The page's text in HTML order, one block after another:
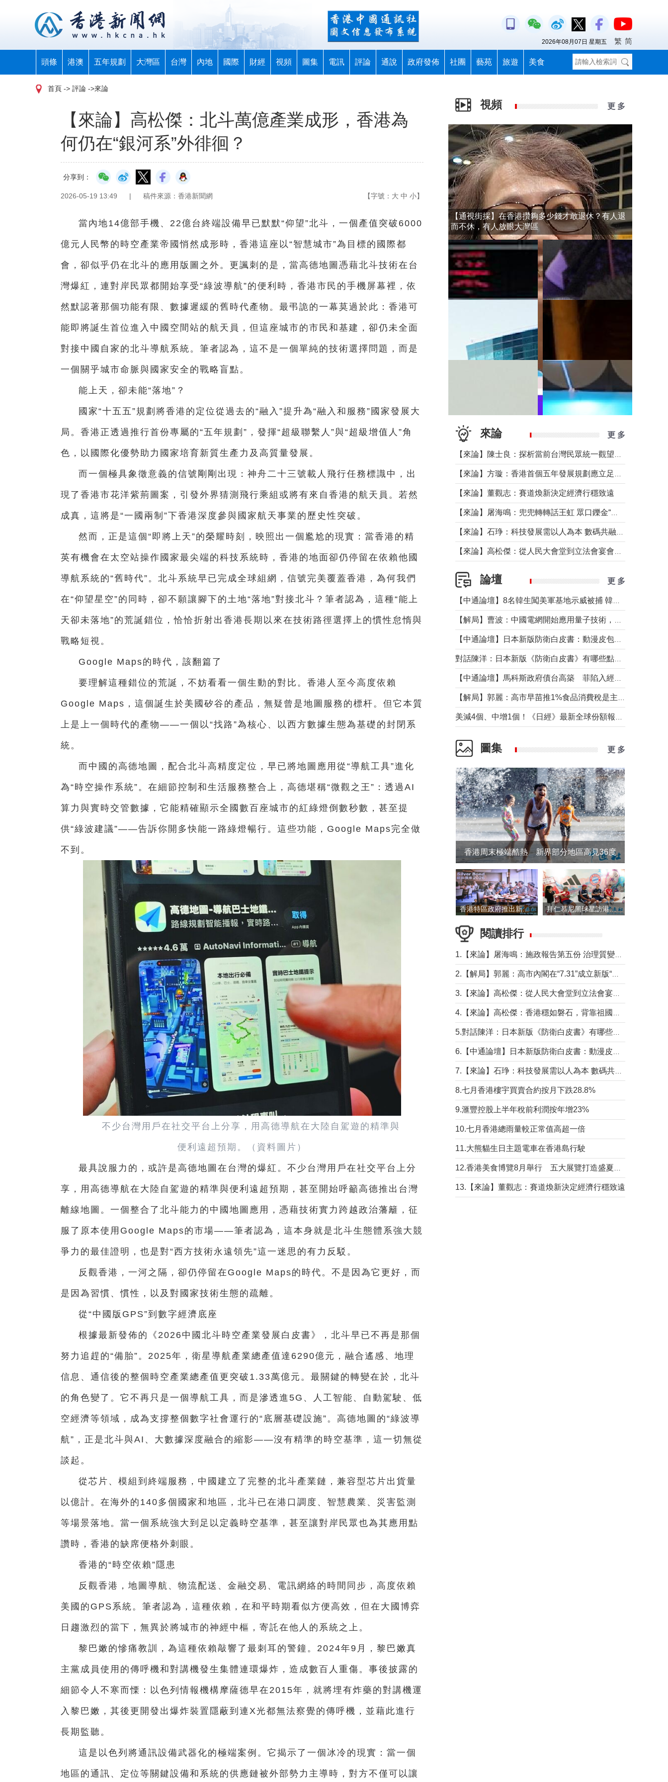
頭條 港澳 五年規劃 大灣區 台灣 內地 國際 財經 視頻 圖集 電訊 評論 通說 政府發佈 社團 藝苑 旅遊 美食
2026年08月07日 星期五 繁 简
首頁 -> 評論 ->來論
【來論】高松傑：北斗萬億產業成形，香港為
何仍在“銀河系”外徘徊？
分享到：
2026-05-19 13:49 | 稿件來源：香港新聞網 【字號： 大 中 小】
當內地14億部手機、22億台終端設備早已默默“仰望”北斗，一個產值突破6000
億元人民幣的時空產業帝國悄然成形時，香港這座以“智慧城市”為目標的國際都
會，卻似乎仍在北斗的應用版圖之外。更諷刺的是，當高德地圖憑藉北斗技術在台
灣爆紅，連對岸民眾都開始享受“綠波導航”的便利時，香港市民的手機屏幕裡，依
然默認著那個功能有限、數據遲緩的舊時代產物。最弔詭的一幕莫過於此：香港可
能即將誕生首位進入中國空間站的航天員，但這座城市的市民和基建，卻仍未全面
對接中國自家的北斗導航系統。筆者認為，這不是一個單純的技術選擇問題，而是
一個關乎城市命脈與國家安全的戰略盲點。
能上天，卻未能“落地”？
國家“十五五”規劃將香港的定位從過去的“融入”提升為“融入和服務”國家發展大
局。香港正透過推行首份專屬的“五年規劃”，發揮“超級聯繫人”與“超級增值人”角
色，以國際化優勢助力國家培育新質生產力及高質量發展。
而一個極具象徵意義的信號剛剛出現：神舟二十三號載人飛行任務標識中，出
現了香港市花洋紫荊圖案，引發外界猜測飛行乘組或將有來自香港的航天員。若然
成真，這將是“一國兩制”下香港深度參與國家航天事業的歷史性突破。
然而，正是這個“即將上天”的榮耀時刻，映照出一個尷尬的現實：當香港的精
英有機會在太空站操作國家最尖端的科技系統時，香港的地面卻仍停留在依賴他國
導航系統的“舊時代”。北斗系統早已完成全球組網，信號完美覆蓋香港，為何我們
在“仰望星空”的同時，卻不願讓腳下的土地“落地”對接北斗？筆者認為，這種“能上
天卻未落地”的荒誕錯位，恰恰折射出香港長期以來在技術路徑選擇上的慣性怠惰與
戰略短視。
Google Maps的時代，該翻篇了
要理解這種錯位的荒誕，不妨看看一個生動的對比。香港人至今高度依賴
Google Maps，這個誕生於美國矽谷的產品，無疑曾是地圖服務的標杆。但它本質
上是上一個時代的產物——一個以“找路”為核心、以西方數據生態為基礎的封閉系
統。
而中國的高德地圖，配合北斗高精度定位，早已將地圖應用從“導航工具”進化
為“時空操作系統”。在細節控制和生活服務整合上，高德堪稱“微觀之王”：透過AI
算力與實時交管數據，它能精確顯示全國數百座城市的紅綠燈倒數秒數，甚至提
供“綠波建議”——告訴你開多快能一路綠燈暢行。這些功能，Google Maps完全做
不到。
不少台灣用戶在社交平台上分享，用高德導航在大陸自駕遊的精準與
便利遠超預期。（資料圖片）
最具說服力的，或許是高德地圖在台灣的爆紅。不少台灣用戶在社交平台上分
享，用高德導航在大陸自駕遊的精準與便利遠超預期，甚至開始呼籲高德推出台灣
離線地圖。一個整合了北斗能力的中國地圖應用，憑藉技術實力跨越政治藩籬，征
服了原本使用Google Maps的市場——筆者認為，這本身就是北斗生態體系強大競
爭力的最佳證明，也是對“西方技術永遠領先”這一迷思的有力反駁。
反觀香港，一河之隔，卻仍停留在Google Maps的時代。不是因為它更好，而
是因為習慣、慣性，以及對國家技術生態的疏離。
從“中國版GPS”到數字經濟底座
根據最新發佈的《2026中國北斗時空產業發展白皮書》，北斗早已不再是那個
努力追趕的“備胎”。2025年，衛星導航產業總產值達6290億元，融合遙感、地理
信息、通信後的整個時空產業總產值更突破1.33萬億元。最關鍵的轉變在於，北斗
的角色變了。它不再只是一個導航工具，而是滲透進5G、人工智能、自動駕駛、低
空經濟等領域，成為支撐整個數字社會運行的“底層基礎設施”。高德地圖的“綠波導
航”，正是北斗與AI、大數據深度融合的縮影——沒有精準的時空基準，這一切無從
談起。
從芯片、模組到終端服務，中國建立了完整的北斗產業鏈，兼容型芯片出貨量
以億計。在海外的140多個國家和地區，北斗已在港口調度、智慧農業、災害監測
等場景落地。當一個系統強大到足以定義時空基準，甚至讓對岸民眾也為其應用點
讚時，香港的缺席便格外刺眼。
香港的“時空依賴”隱患
反觀香港，地圖導航、物流配送、金融交易、電訊網絡的時間同步，高度依賴
美國的GPS系統。筆者認為，這種依賴，在和平時期看似方便高效，但在大國博弈
日趨激烈的當下，無異於將城市的神經中樞，寄託在他人的系統之上。
黎巴嫩的慘痛教訓，為這種依賴敲響了最刺耳的警鐘。2024年9月，黎巴嫩真
主黨成員使用的傳呼機和對講機發生集體連環爆炸，造成數百人重傷。事後披露的
細節令人不寒而慄：以色列情報機構摩薩德早在2015年，就將埋有炸藥的對講機運
入黎巴嫩，其後更開發出爆炸裝置隱蔽到連X光都無法察覺的傳呼機，並藉此進行
長期監聽。
這是以色列將通訊設備武器化的極端案例。它揭示了一個冰冷的現實：當一個
地區的通訊、定位等關鍵設備和系統的供應鏈被外部勢力主導時，對方不僅可以讓
視頻 更 多
【通視街採】在香港攢夠多少錢才敢退休？有人退
而不休，有人放眼大灣區
來論 更 多
【來論】董觀志：賽道煥新決定經濟行穩致遠
論壇 更 多
圖集 更 多
香港周末極端酷熱 新界部分地區高見36度
香港特區政府推出新一批銀色債券 每手1萬元保底息4.25厘 拜仁慕尼黑球星訪港 與球迷近距離互動
閱讀排行
8.七月香港樓宇買賣合約按月下跌28.8%
9.滙豐控股上半年稅前利潤按年增23%
10.七月香港總雨量較正常值高超一倍
11.大熊貓生日主題電車在香港島行駛
13.【來論】董觀志：賽道煥新決定經濟行穩致遠